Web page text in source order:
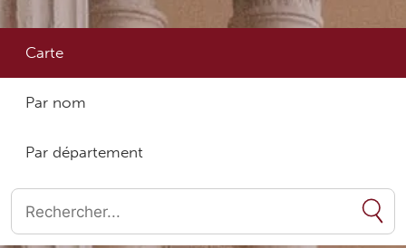
Carte
Par nom
Par département
Quand les résultats de l'auto-complétion sont disponibles,